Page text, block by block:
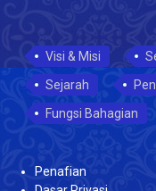
Visi & Misi
Sejarah
Fungsi Bahagian
Penafian